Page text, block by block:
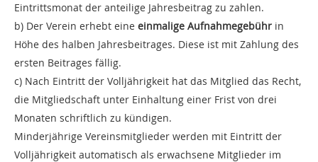
Eintrittsmonat der anteilige Jahresbeitrag zu zahlen.
b) Der Verein erhebt eine einmalige Aufnahmegebühr in
Höhe des halben Jahresbeitrages. Diese ist mit Zahlung des
ersten Beitrages fällig.
c) Nach Eintritt der Volljährigkeit hat das Mitglied das Recht,
die Mitgliedschaft unter Einhaltung einer Frist von drei
Monaten schriftlich zu kündigen.
Minderjährige Vereinsmitglieder werden mit Eintritt der
Volljährigkeit automatisch als erwachsene Mitglieder im